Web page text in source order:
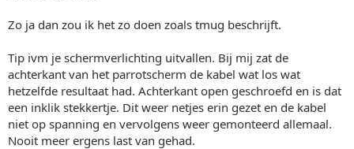
Zo ja dan zou ik het zo doen zoals tmug beschrijft.
Tip ivm je schermverlichting uitvallen. Bij mij zat de
achterkant van het parrotscherm de kabel wat los wat
hetzelfde resultaat had. Achterkant open geschroefd en is dat
een inklik stekkertje. Dit weer netjes erin gezet en de kabel
niet op spanning en vervolgens weer gemonteerd allemaal.
Nooit meer ergens last van gehad.